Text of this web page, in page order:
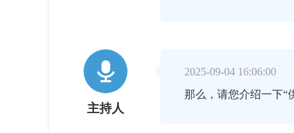

主持人
2025-09-04 16:06:00
那么，请您介绍一下“